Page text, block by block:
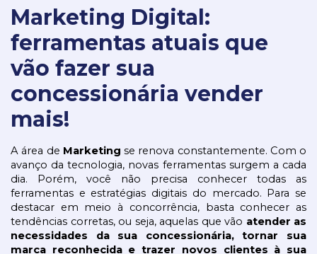
Marketing Digital:
ferramentas atuais que
vão fazer sua
concessionária vender
mais!
A área de Marketing se renova constantemente. Com o
avanço da tecnologia, novas ferramentas surgem a cada
dia. Porém, você não precisa conhecer todas as
ferramentas e estratégias digitais do mercado. Para se
destacar em meio à concorrência, basta conhecer as
tendências corretas, ou seja, aquelas que vão atender as
necessidades da sua concessionária, tornar sua
marca reconhecida e trazer novos clientes à sua